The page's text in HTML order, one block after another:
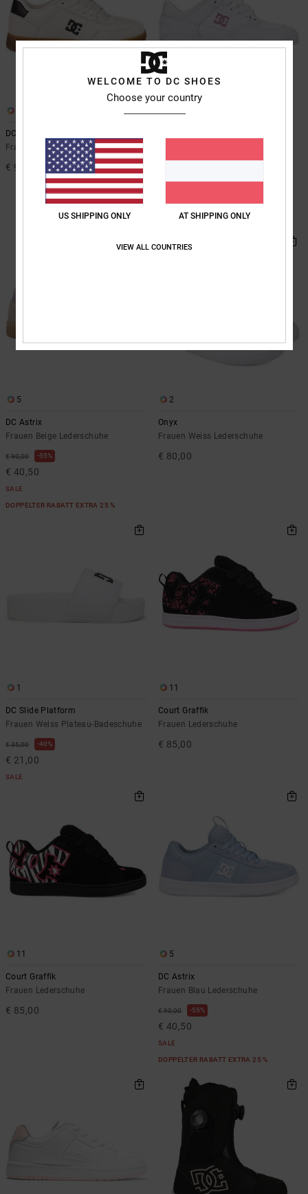
DC Astrix
Frauen Weiss Lederschuhe
€ 90,00
€ 30,00
DOPPELTER RABATT EXTRA 25 %
5
DC Astrix
Frauen Beige Lederschuhe
€ 90,00 55%
€ 40,50
SALE
DOPPELTER RABATT EXTRA 25 %
2
Onyx
Frauen Weiss Lederschuhe
€ 80,00
1
DC Slide Platform
Frauen Weiss Plateau-Badeschuhe
€ 35,00 40%
€ 21,00
SALE
11
Court Graffik
Frauen Lederschuhe
€ 85,00
11
Court Graffik
Frauen Lederschuhe
€ 85,00
5
DC Astrix
Frauen Blau Lederschuhe
€ 90,00 55%
€ 40,50
SALE
DOPPELTER RABATT EXTRA 25 %
WELCOME TO DC SHOES
Choose your country
US SHIPPING ONLY AT SHIPPING ONLY
VIEW ALL COUNTRIES